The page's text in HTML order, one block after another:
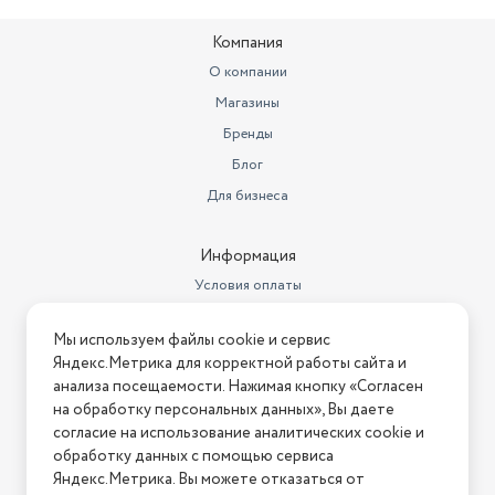
107.892
Китай
Потребляемая мощность (Вт)
220
Компания
О компании
Магазины
Бренды
Блог
Для бизнеса
Информация
Условия оплаты
Условия возврата
Нашли ошибку на сайте? Напишите нам
2026 © Интернет-магазин "АстМаркет". У нас есть всё!
Мы используем файлы cookie и сервис
Яндекс.Метрика для корректной работы сайта и
анализа посещаемости. Нажимая кнопку «Согласен
на обработку персональных данных», Вы даете
согласие на использование аналитических cookie и
обработку данных с помощью сервиса
Яндекс.Метрика. Вы можете отказаться от